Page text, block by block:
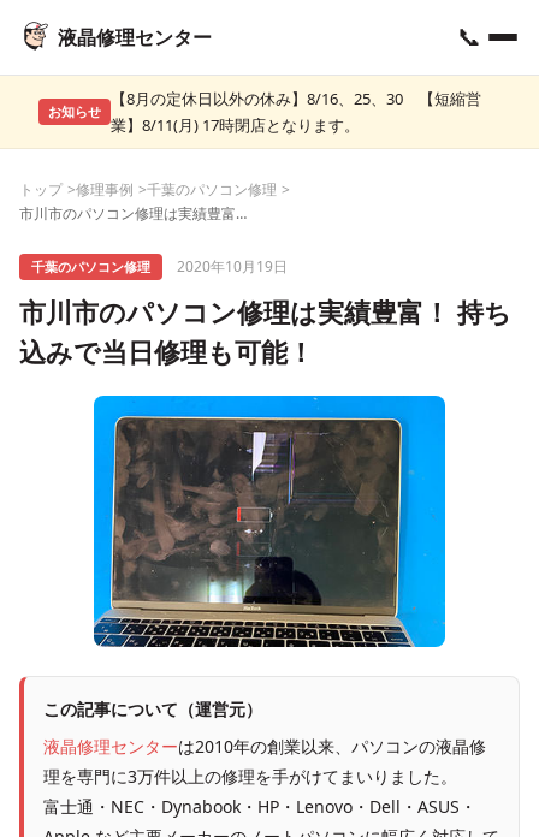
液晶修理センター 📞
お知らせ
【8月の定休日以外の休み】8/16、25、30 【短縮営
業】8/11(月) 17時閉店となります。
トップ 修理事例
千葉のパソコン修理
市川市のパソコン修理は実績豊富！ 持ち込みで当日修理も可能！
千葉のパソコン修理 2020年10月19日
市川市のパソコン修理は実績豊富！ 持ち
込みで当日修理も可能！
この記事について（運営元）
液晶修理センターは2010年の創業以来、パソコンの液晶修
理を専門に3万件以上の修理を手がけてまいりました。
富士通・NEC・Dynabook・HP・Lenovo・Dell・ASUS・